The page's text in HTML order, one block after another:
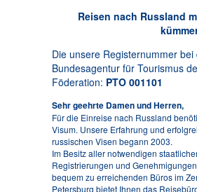
Reisen nach Russland
Die unsere Registernummer bei
Bundesagentur für Tourismus
Föderation: PTO 001101
Sehr geehrte Damen und Herren,
Für die Einreise nach Russland
Visum. Unsere Erfahrung und
russischen Visen begann 2003.
Im Besitz aller notwendigen
Registrierungen und
bequem zu erreichenden Büros im
Petersburg bietet Ihnen das